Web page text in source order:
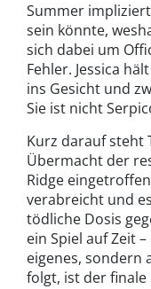
Summer
sein könnte,
sich dabei um
Fehler. Jessica
ins Gesicht und
Sie ist nicht
Kurz darauf steht
Übermacht der
Ridge
verabreicht und
tödliche Dosis
ein Spiel auf Zeit
eigenes, sondern
folgt, ist der finale